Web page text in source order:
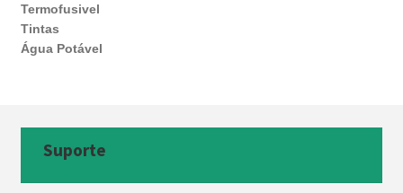
Termofusivel
Tintas
Água Potável
Suporte